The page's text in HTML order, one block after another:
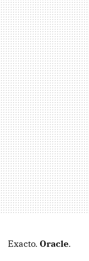
Exacto. Oracle.